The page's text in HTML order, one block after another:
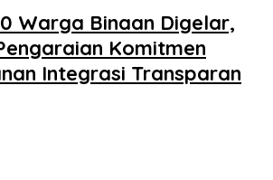
Warga Binaan Digelar,
Komitmen
Integrasi Transparan